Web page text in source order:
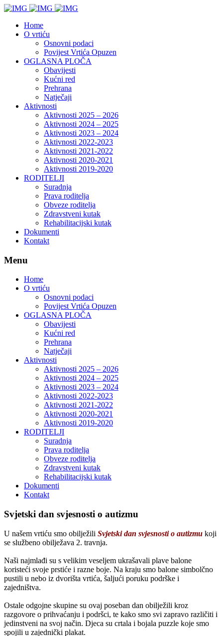
Home
O vrtiću
Osnovni podaci
Povijest Vrtića Opuzen
OGLASNA PLOČA
Obavijesti
Kućni red
Prehrana
Natječaji
Aktivnosti
Aktivnosti 2025 – 2026
Aktivnosti 2024 – 2025
Aktivnosti 2023 – 2024
Aktivnosti 2022-2023
Aktivnosti 2021-2022
Aktivnosti 2020-2021
Aktivnosti 2019-2020
RODITELJI
Suradnja
Prava roditelja
Obveze roditelja
Zdravstveni kutak
Rehabilitacijski kutak
Dokumenti
Kontakt
Menu
Home
O vrtiću
Osnovni podaci
Povijest Vrtića Opuzen
OGLASNA PLOČA
Obavijesti
Kućni red
Prehrana
Natječaji
Aktivnosti
Aktivnosti 2025 – 2026
Aktivnosti 2024 – 2025
Aktivnosti 2023 – 2024
Aktivnosti 2022-2023
Aktivnosti 2021-2022
Aktivnosti 2020-2021
Aktivnosti 2019-2020
RODITELJI
Suradnja
Prava roditelja
Obveze roditelja
Zdravstveni kutak
Rehabilitacijski kutak
Dokumenti
Kontakt
Svjetski dan svjesnosti o autizmu
U našem vrtiću smo obilježili Svjetski dan svjesnosti o autizmu koji
se službeno obilježava 2. travnja.
Naši najmlađi su s velikim veseljem ukrašavali plave balone
koristeći svoje prstiće i razne boje. Na kraju smo balone simbolčno
pustili u nebo iz dvorišta vrtića, šaljući poruku podrške i
zajedništva.
Ostale odgojne skupine su ovaj poseban dan obilježili kroz
razgovore o prihvaćanju i podršci, te kako smo svi zapravo različiti i
jedinstveni na svoj način. Djeca su crtala i bojala puzzle koje smo
spojili u zajednički plakat.